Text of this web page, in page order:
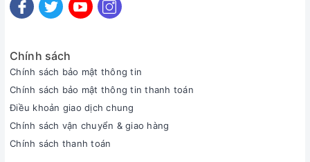
Chính sách
Chính sách bảo mật thông tin
Chính sách bảo mật thông tin thanh toán
Điều khoản giao dịch chung
Chính sách vận chuyển & giao hàng
Chính sách thanh toán